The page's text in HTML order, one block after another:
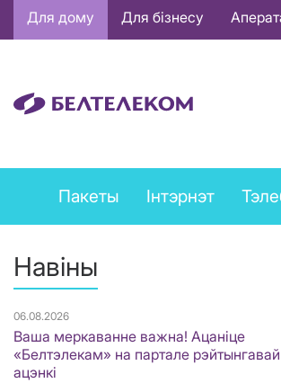
Основная
навигация
Для дому Для бізнесу
Private
services
Пакеты Інтэрнэт
Навіны
06.08.2026
Ваша меркаванне важна! Ацаніце
«Белтэлекам» на партале рэйтынгавай
ацэнкі